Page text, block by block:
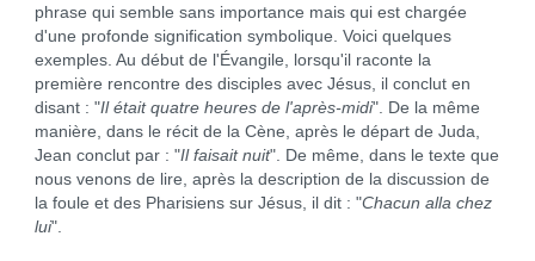
phrase qui semble sans importance mais qui est chargée
d'une profonde signification symbolique. Voici quelques
exemples. Au début de l'Évangile, lorsqu'il raconte la
première rencontre des disciples avec Jésus, il conclut en
disant : "Il était quatre heures de l'après-midi". De la même
manière, dans le récit de la Cène, après le départ de Juda,
Jean conclut par : "Il faisait nuit". De même, dans le texte que
nous venons de lire, après la description de la discussion de
la foule et des Pharisiens sur Jésus, il dit : "Chacun alla chez
lui".